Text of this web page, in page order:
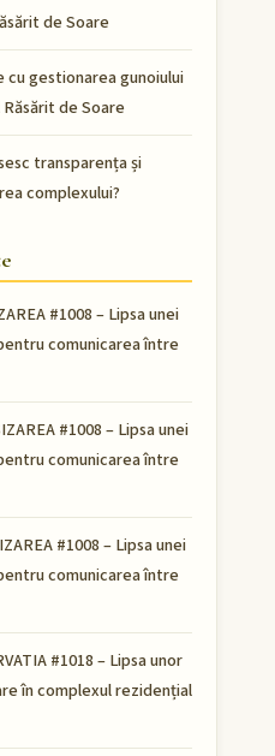
de Soare
cu gestionarea gunoiului
de Soare
transparența și
complexului?
#1008 – Lipsa unei
comunicarea între
#1008 – Lipsa unei
comunicarea între
#1008 – Lipsa unei
comunicarea între
#1018 – Lipsa unor
în complexul rezidențial